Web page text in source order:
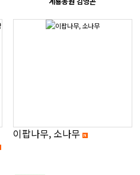
이팝나무, 소나무